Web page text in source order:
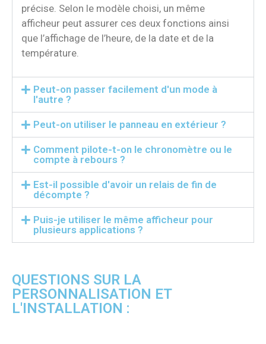
précise. Selon le modèle choisi, un même
afficheur peut assurer ces deux fonctions ainsi
que l’affichage de l’heure, de la date et de la
température.
Peut-on passer facilement d'un mode à
l'autre ?
Peut-on utiliser le panneau en extérieur ?
Comment pilote-t-on le chronomètre ou le
compte à rebours ?
Est-il possible d'avoir un relais de fin de
décompte ?
Puis-je utiliser le même afficheur pour
plusieurs applications ?
QUESTIONS SUR LA
PERSONNALISATION ET
L'INSTALLATION :